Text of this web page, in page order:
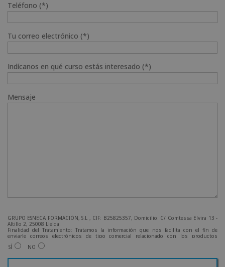
Teléfono (*)
Tu correo electrónico (*)
Indícanos en qué curso estás interesado (*)
Mensaje
GRUPO ESNECA FORMACIÓN, S.L , CIF: B25825357, Domicilio: C/ Comtessa Elvira 13 -
Altillo 2, 25008 Lleida.
Finalidad del Tratamiento: Tratamos la información que nos facilita con el fin de
enviarle correos electrónicos de tipo comercial relacionado con los productos
ofrecidos y otros tipo de productos que fueran de su interés.
Legitimación del tratamiento: Consentimiento del interesado.
a la dirección admin@grupoesneca.com.
SÍ NO